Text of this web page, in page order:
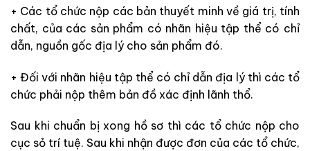
+ Các tổ chức nộp các bản thuyết minh về giá trị, tính
chất, của các sản phẩm có nhãn hiệu tập thể có chỉ
dẫn, nguồn gốc địa lý cho sản phẩm đó.
+ Đối với nhãn hiệu tập thể có chỉ dẫn địa lý thì các tổ
chức phải nộp thêm bản đồ xác định lãnh thổ.
Sau khi chuẩn bị xong hồ sơ thì các tổ chức nộp cho
cục sỏ trí tuệ. Sau khi nhận được đơn của các tổ chức,